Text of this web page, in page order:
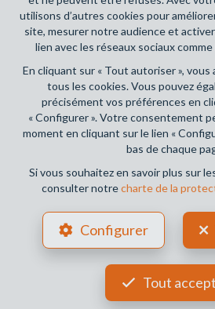
utilisons d’autres cookies pour
site, mesurer notre audience et
lien avec les réseaux sociaux
En cliquant sur « Tout autoriser »,
tous les cookies. Vous pouvez
précisément vos préférences en
« Configurer ». Votre consentement
moment en cliquant sur le lien «
bas de chaque
Si vous souhaitez en savoir plus sur
consulter notrecharte de la
Configurer
Tout
Place du Trône 1, 1000 Bruxelles –
Couverture valable pour les
Conditions générales d'utilisation du site
Charte de la protection de la vie privée
Configuration des cookies
POWERED BY